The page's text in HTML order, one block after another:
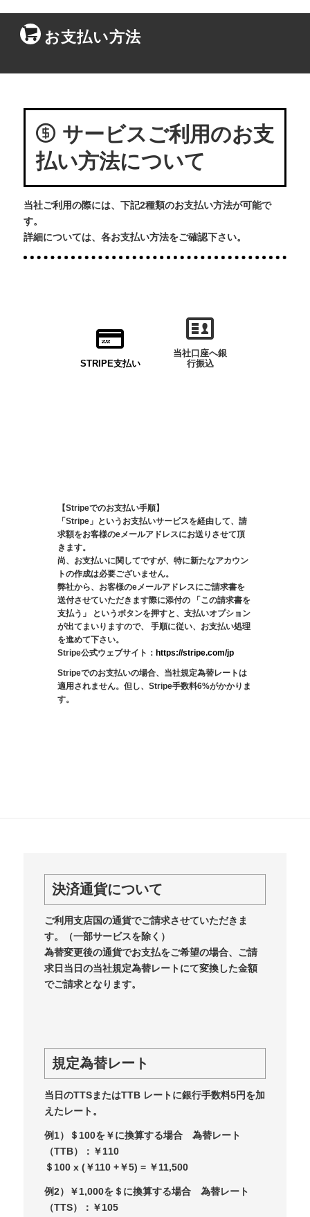
お支払い方法
サービスご利用のお支
払い方法について
当社ご利用の際には、下記2種類のお支払い方法が可能で
す。
詳細については、各お支払い方法をご確認下さい。
STRIPE支払い
当社口座へ銀
行振込
【Stripeでのお支払い手順】
「Stripe」というお支払いサービスを経由して、請
求額をお客様のeメールアドレスにお送りさせて頂
きます。
尚、お支払いに関してですが、特に新たなアカウン
トの作成は必要ございません。
弊社から、お客様のeメールアドレスにご請求書を
送付させていただきます際に添付の 「この請求書を
支払う」 というボタンを押すと、支払いオプション
が出てまいりますので、 手順に従い、お支払い処理
を進めて下さい。
Stripe公式ウェブサイト： https://stripe.com/jp
Stripeでのお支払いの場合、当社規定為替レートは
適用されません。但し、Stripe手数料6%がかかりま
す。
決済通貨について
ご利用支店国の通貨でご請求させていただきま
す。（一部サービスを除く）
為替変更後の通貨でお支払をご希望の場合、ご請
求日当日の当社規定為替レートにて変換した金額
でご請求となります。
規定為替レート
当日のTTSまたはTTB レートに銀行手数料5円を加
えたレート。
例1）＄100を￥に換算する場合 為替レート
（TTB）：￥110
＄100 x (￥110 +￥5) = ￥11,500
例2）￥1,000を＄に換算する場合 為替レート
（TTS）：￥105